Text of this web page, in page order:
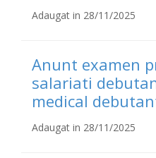
Adaugat in 28/11/2025
Anunt examen
salariati
medical
Adaugat in 28/11/2025